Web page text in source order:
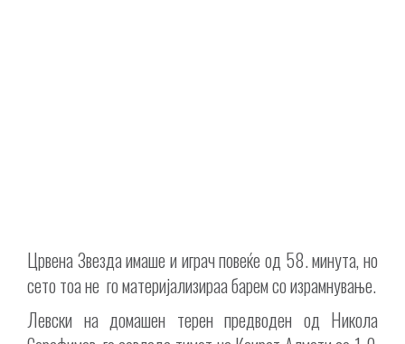
Црвена Звезда имаше и играч повеќе од 58. минута, но
сето тоа не го материјализираа барем со израмнување.
Левски на домашен терен предводен од Никола